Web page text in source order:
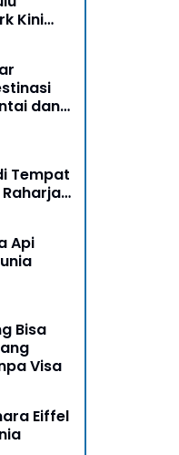
Dorong
Lewat
di
Kini
dan
Tempat
di
Api
Bisa
Visa
Eiffel